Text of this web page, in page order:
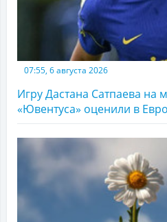
07:55, 6 августа 2026
Игру Дастана Сатпаева на
«Ювентуса» оценили в